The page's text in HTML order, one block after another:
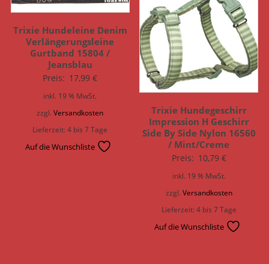
Trixie Hundeleine Denim
Verlängerungsleine
Gurtband 15804 /
Jeansblau
Preis: 17,99€
inkl. 19 % MwSt.
zzgl.Versandkosten
Lieferzeit:4 bis 7 Tage
Auf die Wunschliste
Trixie Hundegeschirr
Impression H Geschirr
Side By Side Nylon 16560
/ Mint/Creme
Preis: 10,79 €
inkl. 19 % MwSt.
zzgl. Versandkosten
Lieferzeit:4 bis 7 Tage
Auf die Wunschliste